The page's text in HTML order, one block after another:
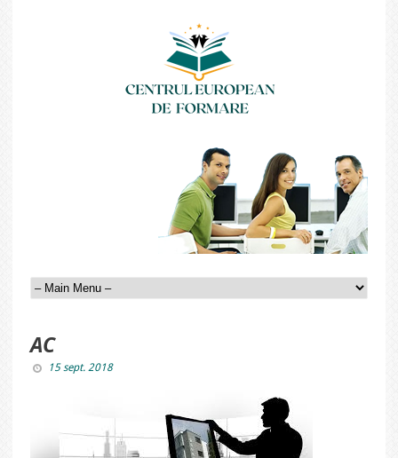
AC
15 sept. 2018